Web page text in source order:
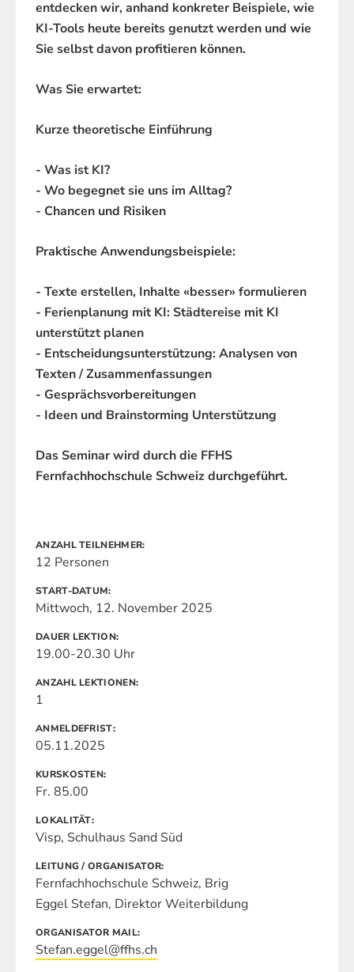
entdecken wir, anhand konkreter Beispiele, wie
KI-Tools heute bereits genutzt werden und wie
Sie selbst davon profitieren können.
Was Sie erwartet:
Kurze theoretische Einführung
- Was ist KI?
- Wo begegnet sie uns im Alltag?
- Chancen und Risiken
Praktische Anwendungsbeispiele:
- Texte erstellen, Inhalte «besser» formulieren
- Ferienplanung mit KI: Städtereise mit KI
unterstützt planen
- Entscheidungsunterstützung: Analysen von
Texten / Zusammenfassungen
- Gesprächsvorbereitungen
- Ideen und Brainstorming Unterstützung
Das Seminar wird durch die FFHS
Fernfachhochschule Schweiz durchgeführt.
ANZAHL TEILNEHMER
12 Personen
START-DATUM
Mittwoch, 12. November 2025
DAUER LEKTION
19.00-20.30 Uhr
ANZAHL LEKTIONEN
1
ANMELDEFRIST
05.11.2025
KURSKOSTEN
Fr. 85.00
LOKALITÄT
Visp, Schulhaus Sand Süd
LEITUNG / ORGANISATOR
Fernfachhochschule Schweiz, Brig
Eggel Stefan, Direktor Weiterbildung
ORGANISATOR MAIL
Stefan.eggel@ffhs.ch